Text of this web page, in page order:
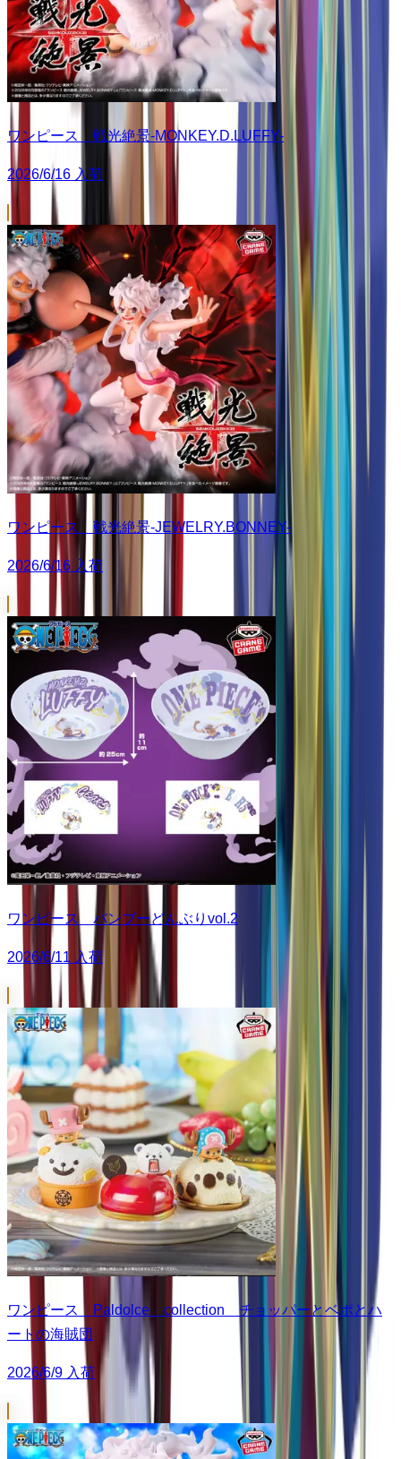
ワンピース 戦光絶景-MONKEY.D.LUFFY-
2026/6/16 入荷
ワンピース 戦光絶景-JEWELRY.BONNEY-
2026/6/16 入荷
ワンピース バンブーどんぶりvol.2
2026/6/11 入荷
ワンピース Paldolce collection チョッパーとベポとハ
ートの海賊団
2026/6/9 入荷